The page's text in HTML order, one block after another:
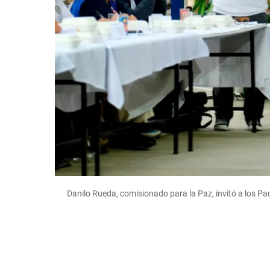
Danilo Rueda, comisionado para la Paz, invitó a los